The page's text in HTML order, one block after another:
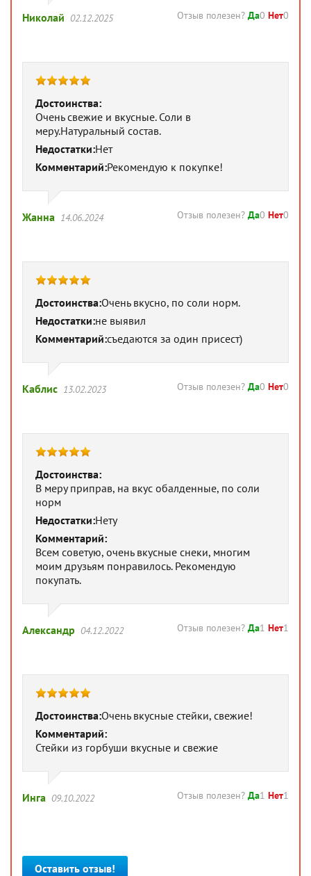
Николай 02.12.2025 Отзыв полезен? Да0 Нет0
Достоинства:
Очень свежие и вкусные. Соли в
меру.Натуральный состав.
Недостатки:Нет
Комментарий:Рекомендую к покупке!
Жанна 14.06.2024 Отзыв полезен? Да0 Нет0
Достоинства:Очень вкусно, по соли норм.
Недостатки:не выявил
Комментарий:съедаются за один присест)
Каблис 13.02.2023 Отзыв полезен? Да0 Нет0
Достоинства:
В меру приправ, на вкус обалденные, по соли
норм
Недостатки:Нету
Комментарий:
Всем советую, очень вкусные снеки, многим
моим друзьям понравилось. Рекомендую
покупать.
Александр 04.12.2022 Отзыв полезен? Да1 Нет1
Достоинства:Очень вкусные стейки, свежие!
Комментарий:
Стейки из горбуши вкусные и свежие
Инга 09.10.2022 Отзыв полезен? Да1 Нет1
Оставить отзыв!